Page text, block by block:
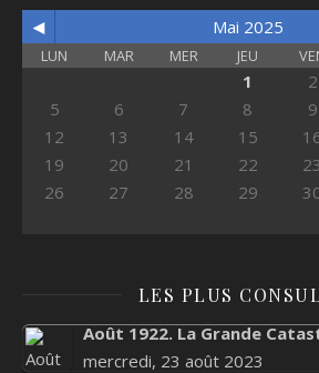
◄ Mai 2025
LUN MAR MER JEU
1 2
5
6 7 8 9
12
13 14 15
19
20 21 22 23
26
27 28 29
LES PLUS
Août 1922. La Grande
mercredi, 23 août 2023